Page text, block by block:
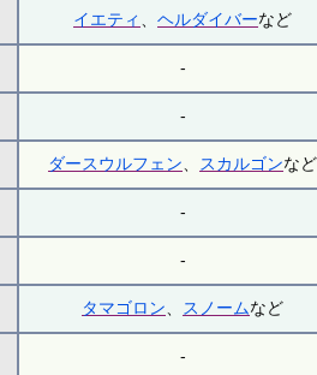
イエティ 、ヘルダイバーなど
-
-
ダースウルフェン、 スカルゴンなど
-
-
タマゴロン、 スノームなど
-